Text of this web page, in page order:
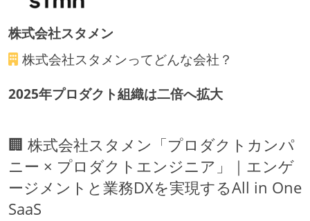
ほとんどの機能に受け入れテストを記述、実施してい
る
想定される複数環境での品質チェックを義務づけてい
る
1ヶ月以下の短い期間でのイテレーション開発を実践
している
デイリーでスタンドアップミーティング、またはそれ
に準じるチーム内の打ち合わせを行っている
株式会社スタメン
株式会社スタメンってどんな会社？
2025年プロダクト組織は二倍へ拡大
🏢 株式会社スタメン「プロダクトカンパ
ニー × プロダクトエンジニア」｜エンゲ
ージメントと業務DXを実現するAll in One
SaaS